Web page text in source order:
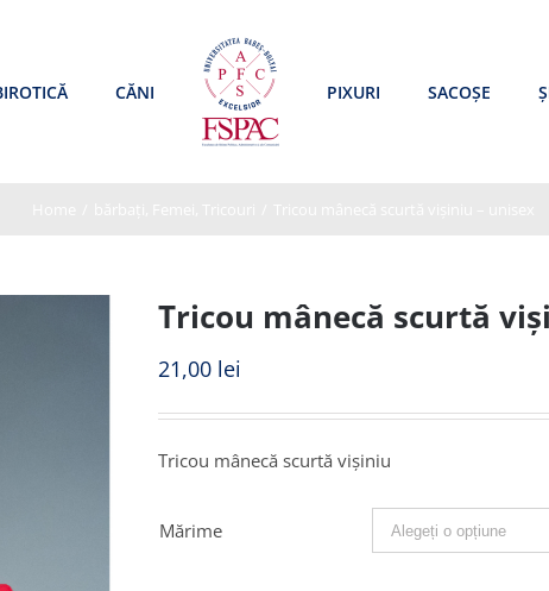
CĂNI PIXURI SACOȘE
Tricou mânecă scurtă
21,00 lei
Tricou mânecă scurtă vișiniu
Mărime